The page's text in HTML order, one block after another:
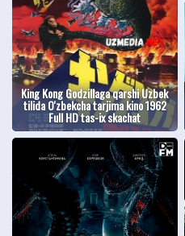
King Kong Godzillaga qarshi Uzbek
tilida O'zbekcha tarjima kino 1962
Full HD tas-ix skachat